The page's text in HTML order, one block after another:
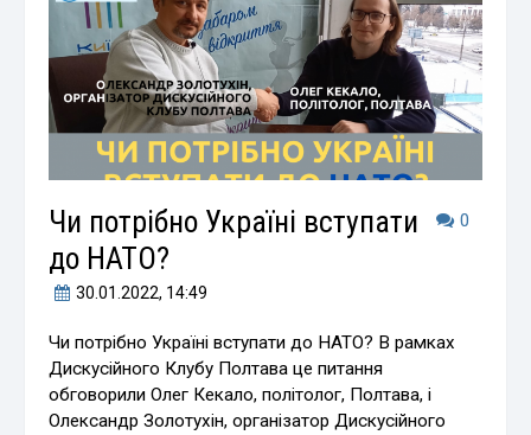
0
Чи потрібно Україні вступати
до НАТО?
30.01.2022, 14:49
Чи потрібно Україні вступати до НАТО? В рамках
Дискусійного Клубу Полтава це питання
обговорили Олег Кекало, політолог, Полтава, і
Олександр Золотухін, організатор Дискусійного